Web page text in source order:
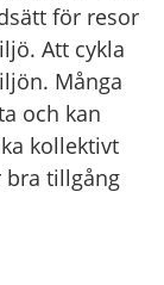
för resor
Att cykla
Många
och kan
kollektivt
bra tillgång